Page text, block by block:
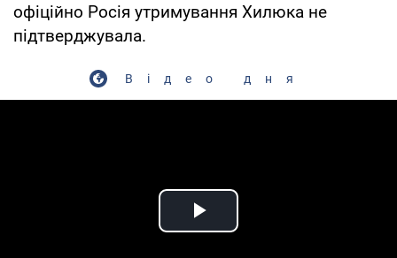
офіційно Росія утримування Хилюка не
підтверджувала.
Відео дня
Play Video